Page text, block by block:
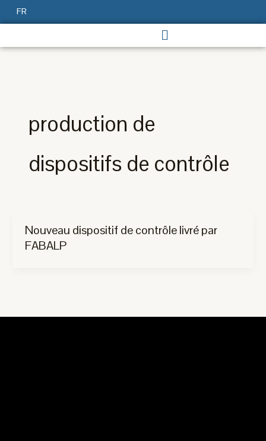
au
FR
production de
dispositifs de contrôle
Nouveau dispositif de contrôle livré par
FABALP